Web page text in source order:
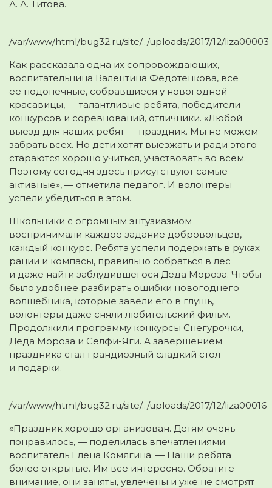
А. А. Титова.
/var/www/html/bug32.ru/site/../uploads/2017/12/liza00003
Как рассказала одна их сопровождающих,
воспитательница Валентина Федотенкова, все
ее подопечные, собравшиеся у новогодней
красавицы, — талантливые ребята, победители
конкурсов и соревнований, отличники. «Любой
выезд для наших ребят — праздник. Мы не можем
забрать всех. Но дети хотят выезжать и ради этого
стараются хорошо учиться, участвовать во всем.
Поэтому сегодня здесь присутствуют самые
активные», — отметила педагог. И волонтеры
успели убедиться в этом.
Школьники с огромным энтузиазмом
воспринимали каждое задание добровольцев,
каждый конкурс. Ребята успели подержать в руках
рации и компасы, правильно собраться в лес
и даже найти заблудившегося Деда Мороза. Чтобы
было удобнее разбирать ошибки новогоднего
волшебника, которые завели его в глушь,
волонтеры даже сняли любительский фильм.
Продолжили программу конкурсы Снегурочки,
Деда Мороза и Селфи-Яги. А завершением
праздника стал грандиозный сладкий стол
и подарки.
/var/www/html/bug32.ru/site/../uploads/2017/12/liza00016
«Праздник хорошо организован. Детям очень
понравилось, — поделилась впечатлениями
воспитатель Елена Комягина. — Наши ребята
более открытые. Им все интересно. Обратите
внимание, они заняты, увлечены и уже не смотрят